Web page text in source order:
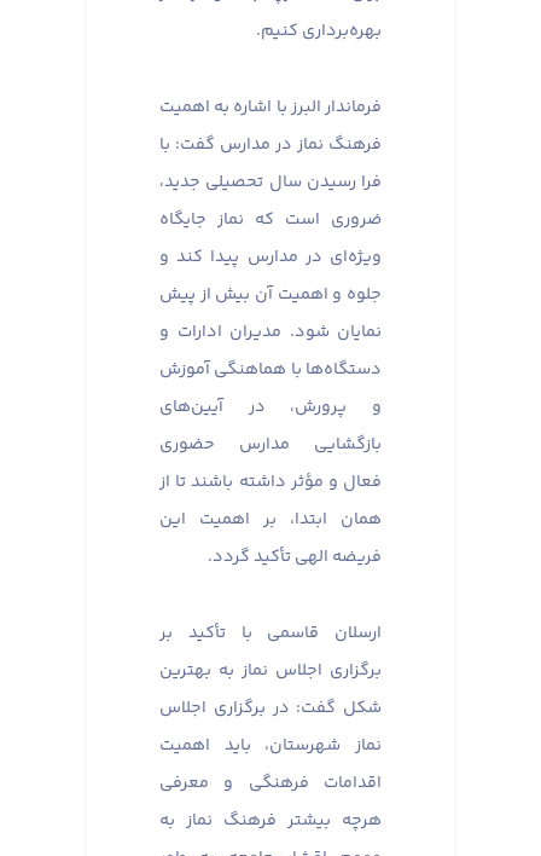
بهره‌برداری کنیم.
فرماندار البرز با اشاره به اهمیت
فرهنگ نماز در مدارس گفت: با
فرا رسیدن سال تحصیلی جدید،
ضروری است که نماز جایگاه
ویژه‌ای در مدارس پیدا کند و
جلوه و اهمیت آن بیش از پیش
نمایان شود. مدیران ادارات و
دستگاه‌ها با هماهنگی آموزش
و پرورش، در آیین‌های
بازگشایی مدارس حضوری
فعال و مؤثر داشته باشند تا از
همان ابتدا، بر اهمیت این
فریضه الهی تأکید گردد.
ارسلان قاسمی با تأکید بر
برگزاری اجلاس نماز به بهترین
شکل گفت: در برگزاری اجلاس
نماز شهرستان، باید اهمیت
اقدامات فرهنگی و معرفی
هرچه بیشتر فرهنگ نماز به